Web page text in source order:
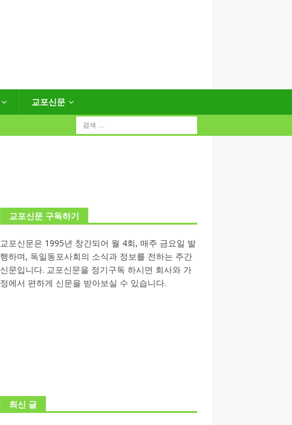
교포신문
교포신문 구독하기
교포신문은 1995년 창간되어 월 4회, 매주 금요일 발
행하며, 독일동포사회의 소식과 정보를 전하는 주간
신문입니다. 교포신문을 정기구독 하시면 회사와 가
정에서 편하게 신문을 받아보실 수 있습니다.
최신 글